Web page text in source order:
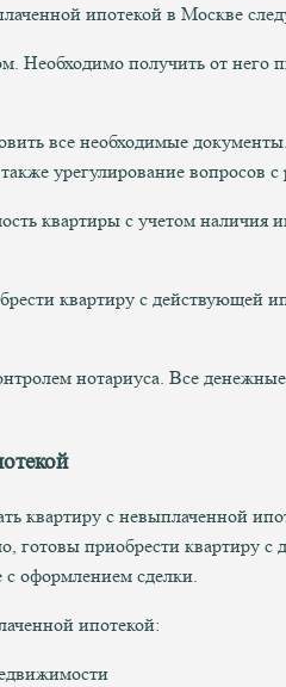
ипотекой в Москве
Необходимо получить от
все необходимые
урегулирование вопросов
квартиры с учетом наличия
квартиру с действующей
нотариуса. Все
квартиру с невыплаченной
готовы приобрести квартиру
с оформлением сделки.
ипотекой: